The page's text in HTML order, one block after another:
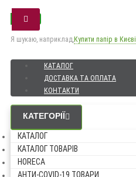
Я шукаю, наприклад, Купити папір в Києві
КАТАЛОГ
ДОСТАВКА ТА ОПЛАТА
КОНТАКТИ
КАТЕГОРІЇ
КАТАЛОГ
КАТАЛОГ ТОВАРІВ
HORECA
АНТИ-COVID-19 ТОВАРИ